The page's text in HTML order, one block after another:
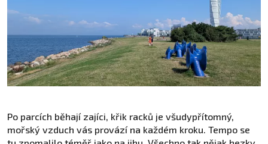
Po parcích běhají zajíci, křik racků je všudypřítomný,
mořský vzduch vás provází na každém kroku. Tempo se